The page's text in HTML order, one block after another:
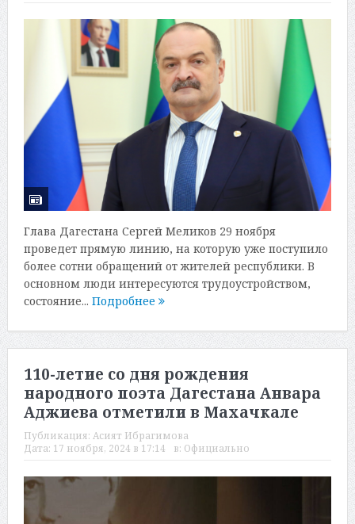
Глава Дагестана Сергей Меликов 29 ноября
проведет прямую линию, на которую уже поступило
более сотни обращений от жителей республики. В
основном люди интересуются трудоустройством,
состояние... Подробнее
110-летие со дня рождения
народного поэта Дагестана Анвара
Аджиева отметили в Махачкале
Публикация: Асият Ибрагимова
Дата: 17 ноября, 2024 в 17:14 в: Официально